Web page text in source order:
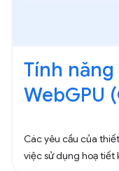
Tính
WebGPU
Các yêu cầu của
việc sử dụng hoạ tiết